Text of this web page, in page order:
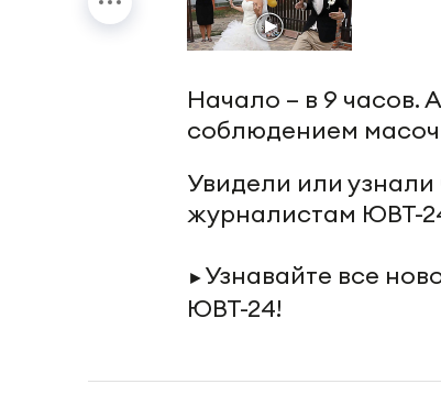
Начало – в 9 часов.
соблюдением
Увидели или
журналистам ЮВТ-
► Узнавайте все
ЮВТ-24!